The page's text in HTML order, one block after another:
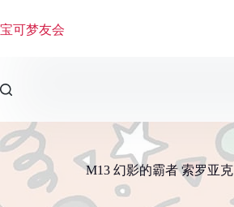
过
宝可梦友会
M13 幻影的霸者 索罗亚克